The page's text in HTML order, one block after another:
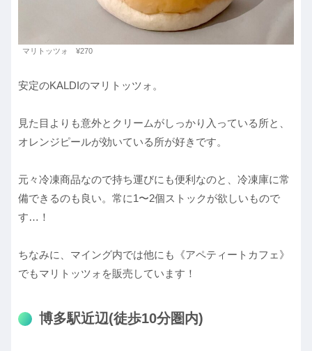
マリトッツォ ¥270
安定のKALDIのマリトッツォ。
見た目よりも意外とクリームがしっかり入っている所と、
オレンジピールが効いている所が好きです。
元々冷凍商品なので持ち運びにも便利なのと、冷凍庫に常
備できるのも良い。常に1〜2個ストックが欲しいもので
す…！
ちなみに、マイング内では他にも《アペティートカフェ》
でもマリトッツォを販売しています！
博多駅近辺(徒歩10分圏内)